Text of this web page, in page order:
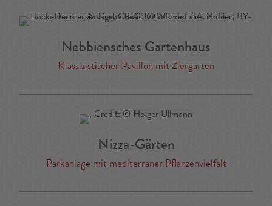
Nebbiensches Gartenhaus
Klassizistischer Pavillon mit Ziergarten
Nizza-Gärten
Parkanlage mit mediterraner Pflanzenvielfalt